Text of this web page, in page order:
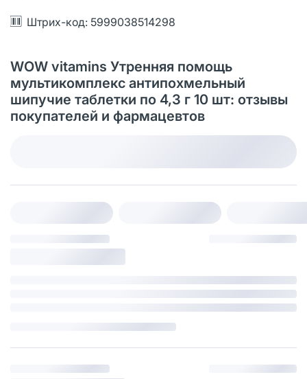
Штрих-код: 5999038514298
WOW vitamins Утренняя помощь
мультикомплекс антипохмельный
шипучие таблетки по 4,3 г 10 шт: отзывы
покупателей и фармацевтов